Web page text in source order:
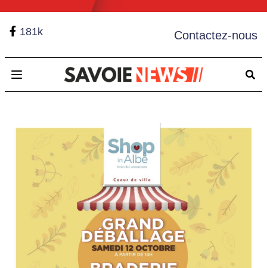
181k Contactez-nous
Open main menu